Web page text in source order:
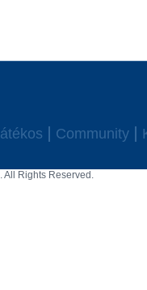
Community
All Rights Reserved.